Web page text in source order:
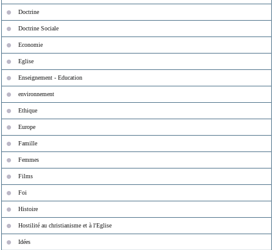
Doctrine
Doctrine Sociale
Economie
Eglise
Enseignement - Education
environnement
Ethique
Europe
Famille
Femmes
Films
Foi
Histoire
Hostilité au christianisme et à l'Eglise
Idées